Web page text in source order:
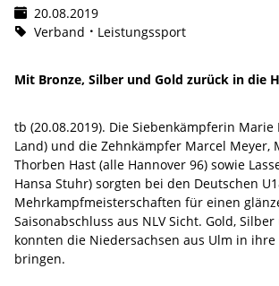
20.08.2019
Verband
Leistungssport
Mit Bronze, Silber und Gold zurück in die
tb (20.08.2019). Die Siebenkämpferin Marie
Land) und die Zehnkämpfer Marcel Meyer,
Thorben Hast (alle Hannover 96) sowie
Hansa Stuhr) sorgten bei den Deutschen
Mehrkampfmeisterschaften für einen
Saisonabschluss aus NLV Sicht. Gold,
konnten die Niedersachsen aus Ulm in
bringen.